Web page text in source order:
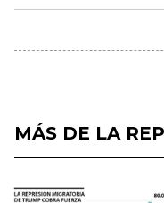
MÁS DE LA